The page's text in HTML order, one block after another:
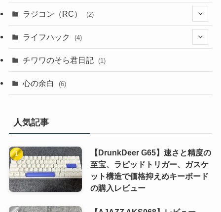
(9)
(1)
(1)
(1)
(3)
(1)
(1)
(1)
(2)
(1)
(1)
ラジコン（RC） (2)
ライフハック (4)
(2)
(2)
チワワのそら君日記 (1)
心の余白 (6)
人気記事
【DrunkDeer G65】速さと精度の
至宝、ラピッドトリガー、ガスケ
ット構造で価格抑えめキーボード
の購入レビュー